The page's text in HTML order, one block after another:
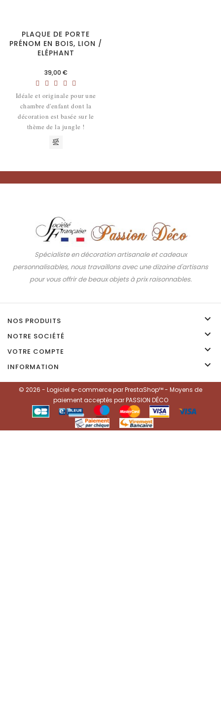
PLAQUE DE PORTE
PRÉNOM EN BOIS, LION /
ELÉPHANT
Prix
39,00 €
Idéale et originale pour une
chambre d'enfant dont la
décoration est basée sur le
thème de la jungle !
Spécialiste en décoration artisanale et cadeaux
personnalisables, nous travaillons avec une dizaine d'artisans
pour vous offrir de beaux objets à prix raisonnables.
NOS PRODUITS 
NOTRE SOCIÉTÉ 
VOTRE COMPTE 
INFORMATION 
© 2026 - Logiciel e-commerce par PrestaShop™ - Moyens de
paiement acceptés par PASSION DÉCO